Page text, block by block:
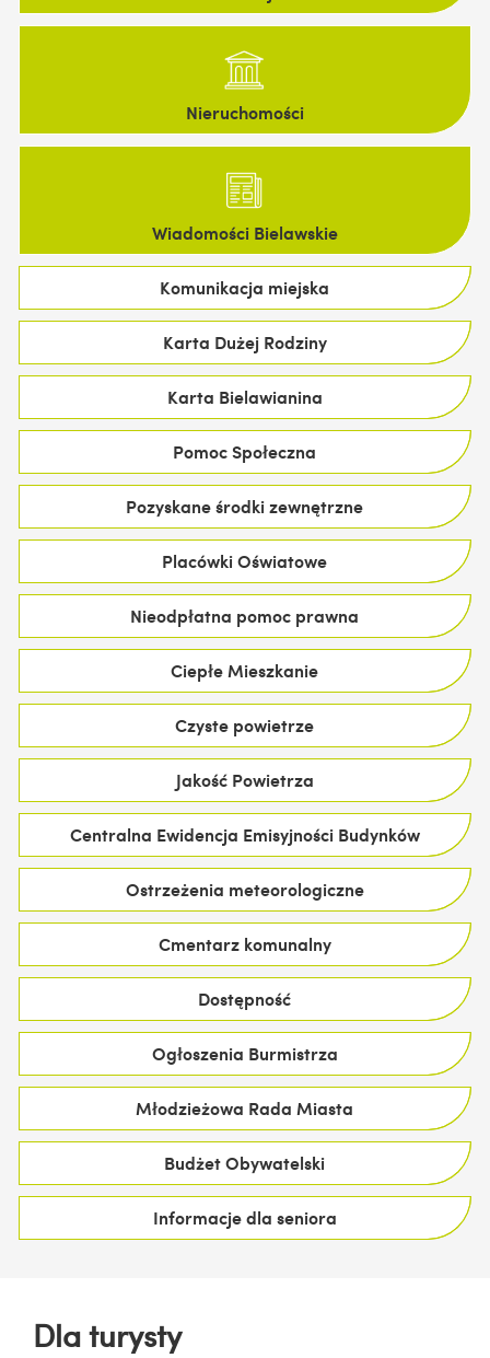
Nieruchomości
Wiadomości Bielawskie
Komunikacja miejska
Karta Dużej Rodziny
Karta Bielawianina
Pomoc Społeczna
Pozyskane środki zewnętrzne
Placówki Oświatowe
Nieodpłatna pomoc prawna
Ciepłe Mieszkanie
Czyste powietrze
Jakość Powietrza
Centralna Ewidencja Emisyjności Budynków
Ostrzeżenia meteorologiczne
Cmentarz komunalny
Dostępność
Ogłoszenia Burmistrza
Młodzieżowa Rada Miasta
Budżet Obywatelski
Informacje dla seniora
Dla turysty